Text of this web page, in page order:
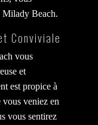
Milady Beach.
Conviviale
vous
et
est propice à
vous veniez en
vous sentirez